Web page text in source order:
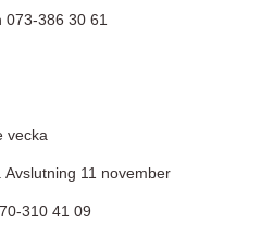
073-386 30 61
vecka
11 november
310 41 09